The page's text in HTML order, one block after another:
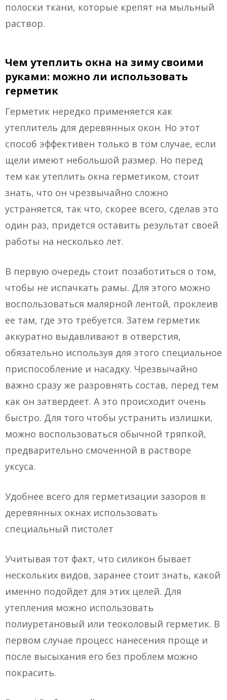
полоски ткани, которые крепят на мыльный
раствор.
Чем утеплить окна на зиму своими
руками: можно ли использовать
герметик
Герметик нередко применяется как
утеплитель для деревянных окон. Но этот
способ эффективен только в том случае, если
щели имеют небольшой размер. Но перед
тем как утеплить окна герметиком, стоит
знать, что он чрезвычайно сложно
устраняется, так что, скорее всего, сделав это
один раз, придется оставить результат своей
работы на несколько лет.
В первую очередь стоит позаботиться о том,
чтобы не испачкать рамы. Для этого можно
воспользоваться малярной лентой, проклеив
ее там, где это требуется. Затем герметик
аккуратно выдавливают в отверстия,
обязательно используя для этого специальное
приспособление и насадку. Чрезвычайно
важно сразу же разровнять состав, перед тем
как он затвердеет. А это происходит очень
быстро. Для того чтобы устранить излишки,
можно воспользоваться обычной тряпкой,
предварительно смоченной в растворе
уксуса.
Удобнее всего для герметизации зазоров в
деревянных окнах использовать
специальный пистолет
Учитывая тот факт, что силикон бывает
нескольких видов, заранее стоит знать, какой
именно подойдет для этих целей. Для
утепления можно использовать
полиуретановый или теоколовый герметик. В
первом случае процесс нанесения проще и
после высыхания его без проблем можно
покрасить.